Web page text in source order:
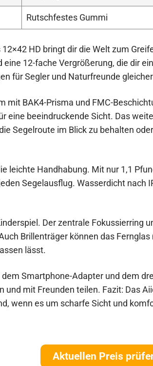
Rutschfestes Gummi
HD bringt dir die Welt zum
eine 12-fache Vergrößerung, die dir
für Segler und Naturfreunde
mit BAK4-Prisma und FMC-
eine beeindruckende Sicht. Das
Segelroute im Blick zu behalten
leichte Handhabung. Mit nur 1,1
Segelausflug. Wasserdicht nach
Der zentrale Fokussierring
Brillenträger können das
lässt.
Smartphone-Adapter und dem
und mit Freunden teilen. Fazit: Das
wenn es um scharfe Sicht und
Aktuellen Preis